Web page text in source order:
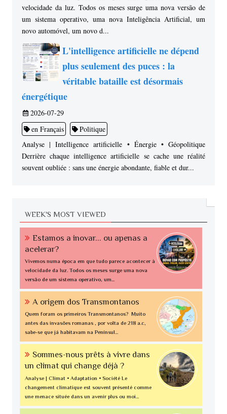
velocidade da luz. Todos os meses surge uma nova versão de
um sistema operativo, uma nova Inteligência Artificial, um
novo automóvel, um novo d...
L'intelligence artificielle ne dépend
plus seulement des puces : la
véritable bataille est désormais
énergétique
2026-07-29
en Français
Politique
Analyse | Intelligence artificielle • Énergie • Géopolitique
Derrière chaque intelligence artificielle se cache une réalité
souvent oubliée : sans une énergie abondante, fiable et dur...
WEEK'S MOST VIEWED
Estamos a inovar... ou apenas a
acelerar?
Vivemos numa época em que tudo parece acontecer à
velocidade da luz. Todos os meses surge uma nova
versão de um sistema operativo, um...
A origem dos Transmontanos
Quem foram os primeiros Transmontanos? Muito
antes das invasões romanas , por volta de 218 a.c,
sabe-se que já habitavam na Penínsul...
Sommes-nous prêts à vivre dans
un climat qui change déjà ?
Analyse | Climat • Adaptation • Société Le
changement climatique est souvent présenté comme
une menace située dans un avenir plus ou moi...